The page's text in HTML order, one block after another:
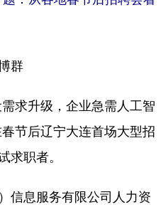
群
求升级，企业急需人工智
节后辽宁大连首场大型招
求职者。
息服务有限公司人力资